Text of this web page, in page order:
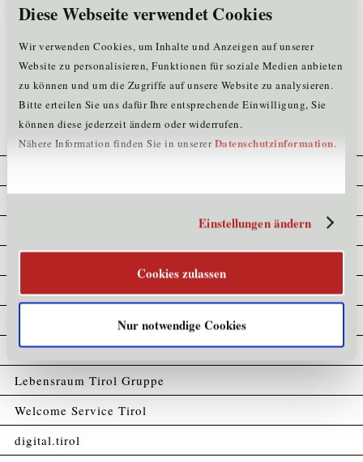
Diese Webseite verwendet Cookies
Wir verwenden Cookies, um Inhalte und Anzeigen auf unserer
Website zu personalisieren, Funktionen für soziale Medien anbieten
zu können und um die Zugriffe auf unsere Website zu analysieren.
Bitte erteilen Sie uns dafür Ihre entsprechende Einwilligung, Sie
können diese jederzeit ändern oder widerrufen.
Nähere Information finden Sie in unsererDatenschutzinformation.
Einstellungen ändern
Cookies zulassen
Nur notwendige Cookies
Kompetenzatlas
Sitemap
Lebensraum Tirol Gruppe
Welcome Service Tirol
digital.tirol